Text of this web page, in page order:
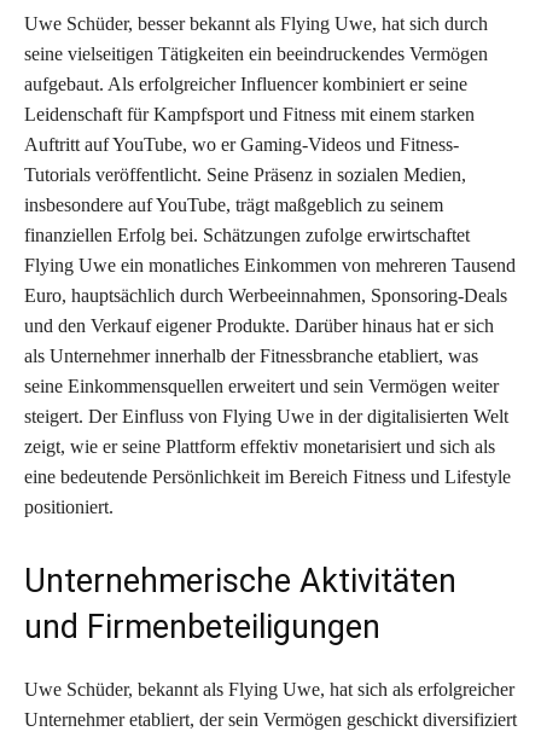
Uwe Schüder, besser bekannt als Flying Uwe, hat sich durch
seine vielseitigen Tätigkeiten ein beeindruckendes Vermögen
aufgebaut. Als erfolgreicher Influencer kombiniert er seine
Leidenschaft für Kampfsport und Fitness mit einem starken
Auftritt auf YouTube, wo er Gaming-Videos und Fitness-
Tutorials veröffentlicht. Seine Präsenz in sozialen Medien,
insbesondere auf YouTube, trägt maßgeblich zu seinem
finanziellen Erfolg bei. Schätzungen zufolge erwirtschaftet
Flying Uwe ein monatliches Einkommen von mehreren Tausend
Euro, hauptsächlich durch Werbeeinnahmen, Sponsoring-Deals
und den Verkauf eigener Produkte. Darüber hinaus hat er sich
als Unternehmer innerhalb der Fitnessbranche etabliert, was
seine Einkommensquellen erweitert und sein Vermögen weiter
steigert. Der Einfluss von Flying Uwe in der digitalisierten Welt
zeigt, wie er seine Plattform effektiv monetarisiert und sich als
eine bedeutende Persönlichkeit im Bereich Fitness und Lifestyle
positioniert.
Unternehmerische Aktivitäten
und Firmenbeteiligungen
Uwe Schüder, bekannt als Flying Uwe, hat sich als erfolgreicher
Unternehmer etabliert, der sein Vermögen geschickt diversifiziert